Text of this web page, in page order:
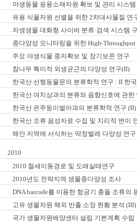
야생동물 응용소재자원 확보 및 관리 시스템
유용 식물자원 선별을 위한 2차대사물질 연
자생생물 대화형 사이버 분류·검색 시스템
종다양성 모니터링을 위한 High-
주요 야생식물 종자확보 및 장기보존 연구
참나무 특이적 외생균근의 다양성 연구(II)
한국산 선형동물문의 분류학적 연구 : II 한
한국산 여치상과의 분류와 음향신호에 관한
한국산 은주둥이벌아과의 분류학적 연구 (II)
한국산 조류 음성자료 수집 및 지리적 변이
해안 지역에 서식하는 딱정벌레 다양성 연구
2010
2010 철새이동경로 및 도래실태연구
2010년도 전략지역 생물종다양성 조사
DNA barcode를 이용한 항공기 충돌 조류의
고유 생물자원 해외 반출.소장 현황 분석 (III)
국가 생물자원배양센터 설립 기본계획 수립